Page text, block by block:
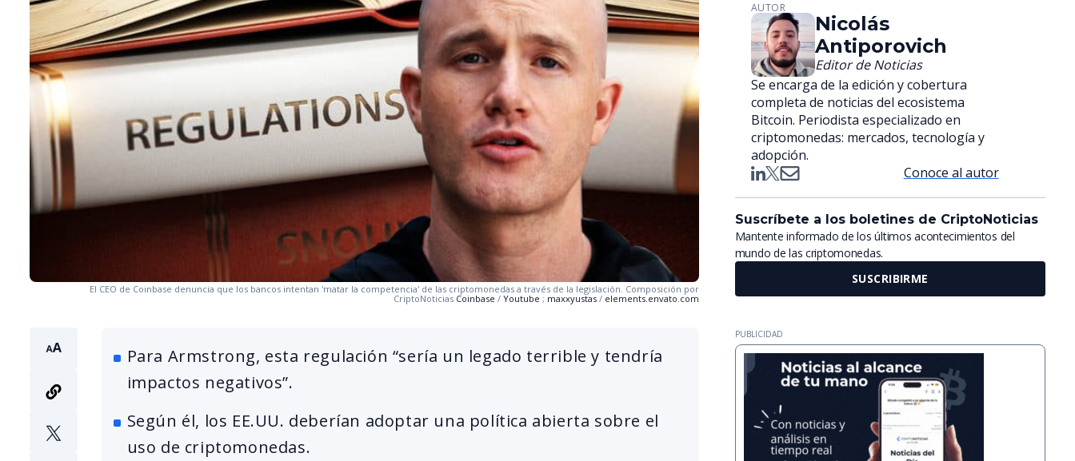
El CEO de Coinbase denuncia que los bancos intentan 'matar la competencia' de las criptomonedas a través de la legislación. Composición por
CriptoNoticias Coinbase / Youtube ; maxxyustas/ elements.envato.com
Para Armstrong, esta regulación “sería un legado terrible y tendría
impactos negativos”.
Según él, los EE.UU. deberían adoptar una política abierta sobre el
uso de criptomonedas.
AUTOR
Nicolás
Antiporovich
Editor de Noticias
Se encarga de la edición y cobertura
completa de noticias del ecosistema
Bitcoin. Periodista especializado en
criptomonedas: mercados, tecnología y
adopción.
Conoce al autor
Suscríbete a los boletines de CriptoNoticias
Mantente informado de los últimos acontecimientos del
mundo de las criptomonedas.
SUSCRIBIRME
PUBLICIDAD